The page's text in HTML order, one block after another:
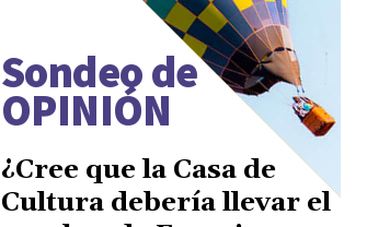
Sondeo de
OPINIÓN
¿Cree que la Casa de
Cultura debería llevar el